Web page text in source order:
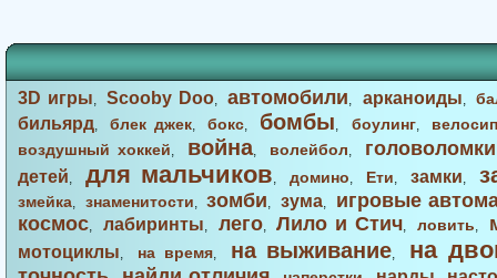
3D игры,Scooby Doo,автомобили, арканоиды,
бильярд,блек джек,бокс, бомбы, боулинг,
воздушный хоккей, война, волейбол, головоломки
детей, для мальчиков, домино, Ети, замки,
змейка, знаменитости,зомби, зума,
игровые
космос, лабиринты, лего,Лило и Стич,ловить,
мотоциклы, на время, на выживание, на